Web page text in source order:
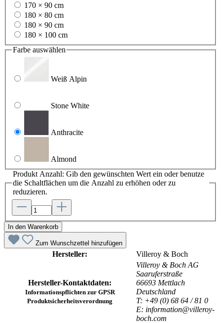
170 × 90 cm
180 × 80 cm
180 × 90 cm
180 × 100 cm
Farbe auswählen
Weiß Alpin
Stone White
Anthracite
Almond
Produkt Anzahl: Gib den gewünschten Wert ein oder benutze
die Schaltflächen um die Anzahl zu erhöhen oder zu
reduzieren.
In den Warenkorb
Zum Wunschzettel hinzufügen
Hersteller: Villeroy & Boch
Hersteller-Kontaktdaten:
Informationspflichten zur GPSR
Produktsicherheitsverordnung
Villeroy & Boch AG
Saaruferstraße
66693 Mettlach
Deutschland
T: +49 (0) 68 64 / 81 0
E: information@villeroy-
boch.com